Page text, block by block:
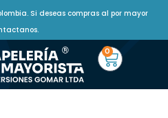
Si deseas compras al por mayor
0